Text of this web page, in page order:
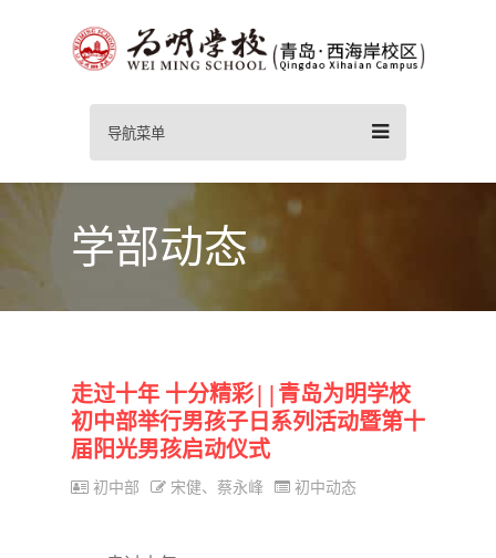
导航菜单
学部动态
走过十年 十分精彩||青岛为明学校
初中部举行男孩子日系列活动暨第十
届阳光男孩启动仪式
初中部 宋健、蔡永峰 初中动态